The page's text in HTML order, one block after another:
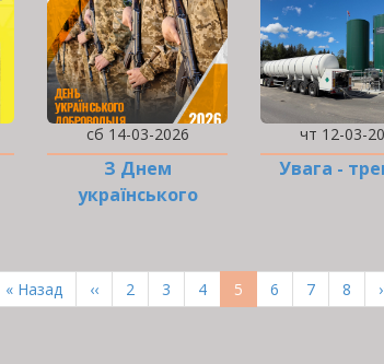
сб 14-03-2026
З Днем
українського
чт 12-03-
Увага -
Перша
сторінка
« Назад
Попередня
сторінка
‹‹ Page
2 Page
3 Page
4
Поточна
сторінка
5 Page
6 Page
7 Page
8